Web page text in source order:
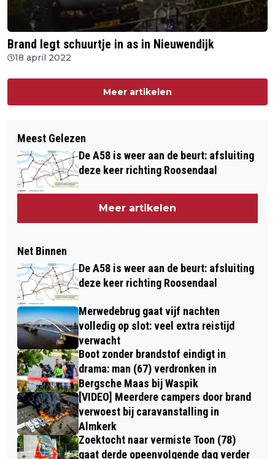
Brand legt schuurtje in as in Nieuwendijk
18 april 2022
Meer artikelen
Meest Gelezen
De A58 is weer aan de beurt: afsluiting
deze keer richting Roosendaal
Meer artikelen
Net Binnen
De A58 is weer aan de beurt: afsluiting
deze keer richting Roosendaal
Merwedebrug gaat vijf nachten
volledig op slot: veel extra reistijd
verwacht
Boot zonder brandstof eindigt in
drama: man (67) verdronken in
Bergsche Maas bij Waspik
[VIDEO] Meerdere campers door brand
verwoest bij caravanstalling in
Almkerk
Zoektocht naar vermiste Toon (78)
gaat derde opeenvolgende dag verder